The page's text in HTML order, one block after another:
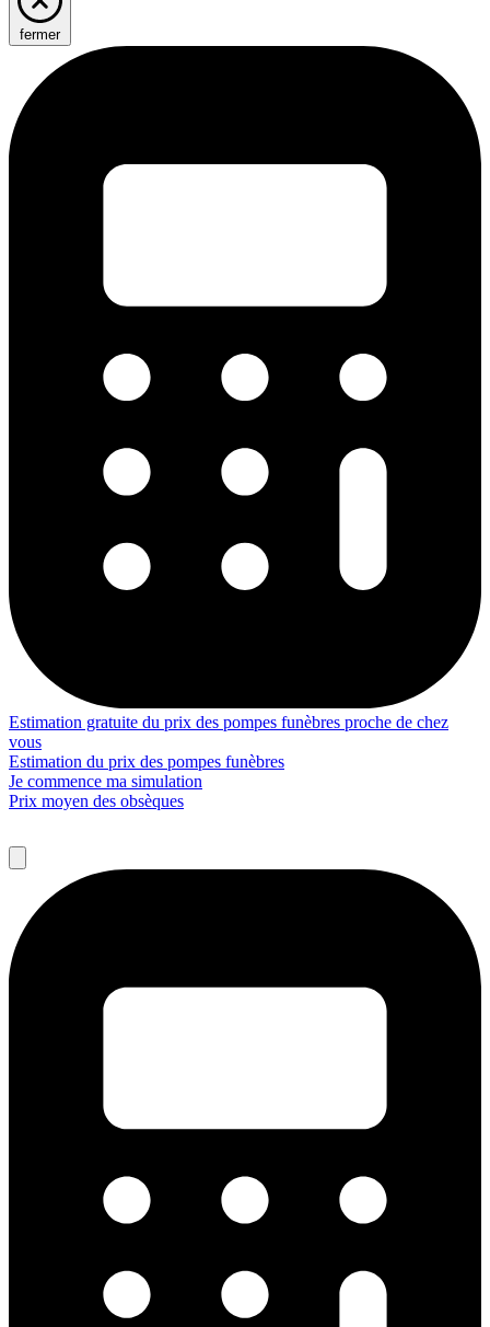
fermer
Estimation gratuite du prix des pompes funèbres proche de chez
vous
Estimation du prix des pompes funèbres
Je commence ma simulation
Prix moyen des obsèques